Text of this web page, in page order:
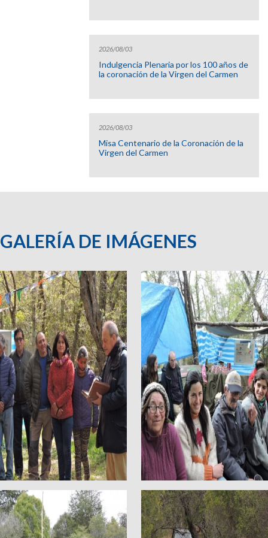
2026/08/03
Indulgencia Plenaria por los 100 años de
la coronación de la Virgen del Carmen
2026/08/03
Misa Centenario de la Coronación de la
Virgen del Carmen
GALERÍA DE IMÁGENES